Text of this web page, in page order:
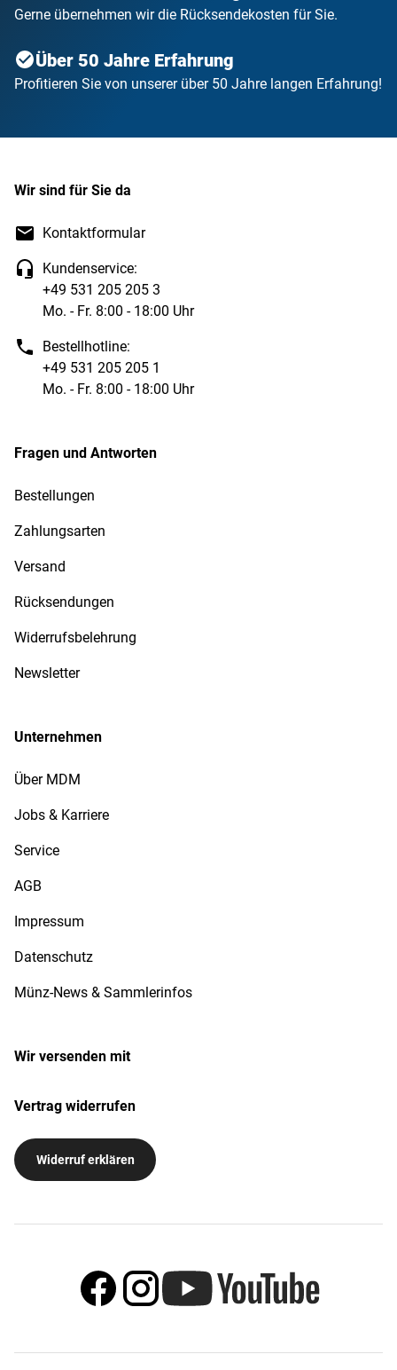
Gerne übernehmen wir die Rücksendekosten für Sie.
Über 50 Jahre Erfahrung
Profitieren Sie von unserer über 50 Jahre langen Erfahrung!
Wir sind für Sie da
Kontaktformular
Kundenservice:
+49 531 205 205 3
Mo. - Fr. 8:00 - 18:00 Uhr
Bestellhotline:
+49 531 205 205 1
Mo. - Fr. 8:00 - 18:00 Uhr
Fragen und Antworten
Bestellungen
Zahlungsarten
Versand
Rücksendungen
Widerrufsbelehrung
Newsletter
Unternehmen
Über MDM
Jobs & Karriere
Service
AGB
Impressum
Datenschutz
Münz-News & Sammlerinfos
Wir versenden mit
Vertrag widerrufen
Widerruf erklären